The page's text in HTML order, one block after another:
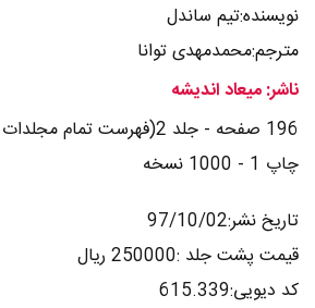
نویسنده:تیم ساندل
مترجم:محمدمهدی توانا
ناشر: میعاد اندیشه
196 صفحه - جلد 2(فهرست
چاپ 1 - 1000 نسخه
تاریخ نشر:97/10/02
قیمت پشت جلد :250000 ریال
کد دیویی:615.339